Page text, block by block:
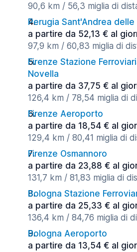
90,6 km / 56,3 miglia di
Perugia Sant'Andrea delle
a partire da 52,13 € al
97,9 km / 60,83 miglia di
Firenze Stazione
Novella
a partire da 37,75 € al
126,4 km / 78,54 miglia di
Firenze Aeroporto
a partire da 18,54 € al
129,4 km / 80,41 miglia di
Firenze Osmannoro
a partire da 23,88 € al
131,7 km / 81,83 miglia di
Bologna Stazione
a partire da 25,33 € al
136,4 km / 84,76 miglia di
Bologna Aeroporto
a partire da 13,54 € al